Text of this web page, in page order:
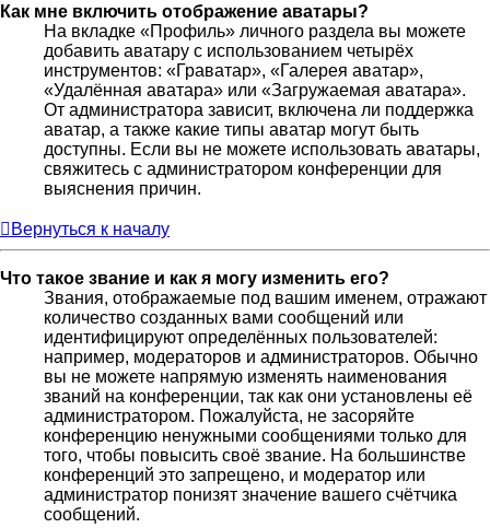
Как мне включить отображение аватары?
На вкладке «Профиль» личного раздела вы можете
добавить аватару с использованием четырёх
инструментов: «Граватар», «Галерея аватар»,
«Удалённая аватара» или «Загружаемая аватара».
От администратора зависит, включена ли поддержка
аватар, а также какие типы аватар могут быть
доступны. Если вы не можете использовать аватары,
свяжитесь с администратором конференции для
выяснения причин.
Вернуться к началу
Что такое звание и как я могу изменить его?
Звания, отображаемые под вашим именем, отражают
количество созданных вами сообщений или
идентифицируют определённых пользователей:
например, модераторов и администраторов. Обычно
вы не можете напрямую изменять наименования
званий на конференции, так как они установлены её
администратором. Пожалуйста, не засоряйте
конференцию ненужными сообщениями только для
того, чтобы повысить своё звание. На большинстве
конференций это запрещено, и модератор или
администратор понизят значение вашего счётчика
сообщений.